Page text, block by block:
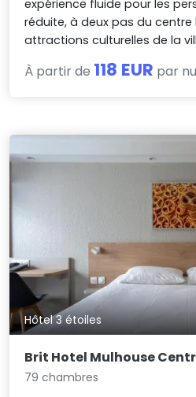
expérience fluide pour les
réduite, à deux pas du
attractions culturelles de la
À partir de 118 EUR par
Hôtel 3 étoiles
Brit Hotel Mulhouse
79 chambres